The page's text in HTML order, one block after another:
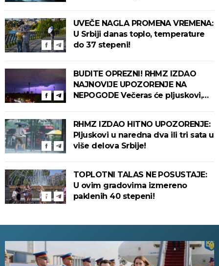
UVEČE NAGLA PROMENA VREMENA:
U Srbiji danas toplo, temperature
do 37 stepeni!
BUDITE OPREZNI! RHMZ IZDAO
NAJNOVIJE UPOZORENJE NA
NEPOGODE Večeras će pljuskovi,
RHMZ IZDAO HITNO UPOZORENJE:
Pljuskovi u naredna dva ili tri sata u
više delova Srbije!
TOPLOTNI TALAS NE POSUSTAJE:
U ovim gradovima izmereno
paklenih 40 stepeni!